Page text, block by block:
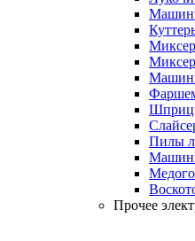
Пилы
Прочее